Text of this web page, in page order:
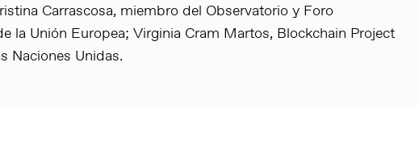
Carrascosa, miembro del Observatorio y Foro
la Unión Europea; Virginia Cram Martos, Blockchain Project
Naciones Unidas.